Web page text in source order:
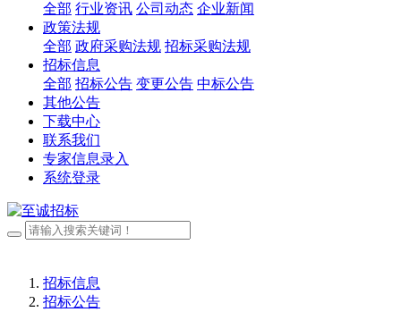
全部 行业资讯 公司动态 企业新闻
政策法规
全部 政府采购法规 招标采购法规
招标信息
全部 招标公告 变更公告 中标公告
其他公告
下载中心
联系我们
专家信息录入
系统登录
招标信息
招标公告